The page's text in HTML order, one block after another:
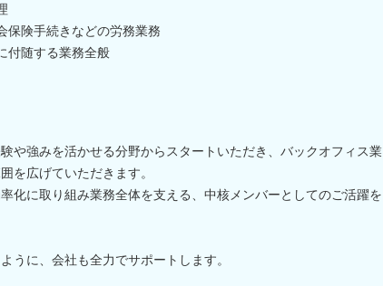
保険手続きなどの労務業務
付随する業務全般
や強みを活かせる分野からスタートいただき、バックオフィス業
を広げていただきます。
化に取り組み業務全体を支える、中核メンバーとしてのご活躍を
うに、会社も全力でサポートします。